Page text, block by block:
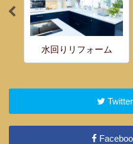
水回りリフォーム